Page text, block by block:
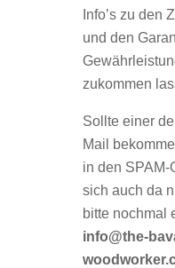
Info’s zu den
und den
zukommen
Sollte einer
Mail
in den SPAM-
sich auch da
bitte nochmal
info@the-